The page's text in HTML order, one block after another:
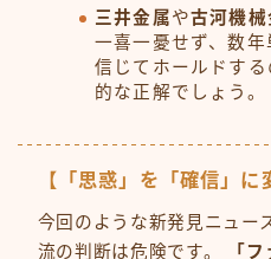
三井金属や古河機械
一喜一憂せず、数
信じてホールドす
的な正解でしょう。
【「思惑」を「確信」に
今回のような新発見ニュー
流の判断は危険です。
「